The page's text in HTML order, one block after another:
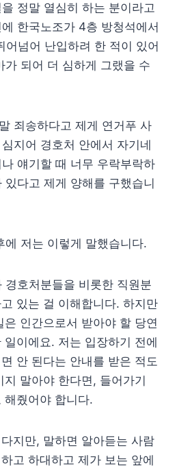
정말 열심히 하는 분이라고
한국노조가 4층 방청석에서
어넘어 난입하려 한 적이 있어
가 되어 더 심하게 그랬을 수
죄송하다고 제게 연거푸 사
지어 경호처 안에서 자기네
얘기할 때 너무 우락부락하
다고 제게 양해를 구했습니
에 저는 이렇게 말했습니다.
경호처분들을 비롯한 직원분
있는 걸 이해합니다. 하지만
인간으로서 받아야 할 당연
이에요. 저는 입장하기 전에
안 된다는 안내를 받은 적도
말아야 한다면, 들어가기
해줬어야 합니다.
지만, 말하면 알아듣는 사람
고 하대하고 제가 보는 앞에